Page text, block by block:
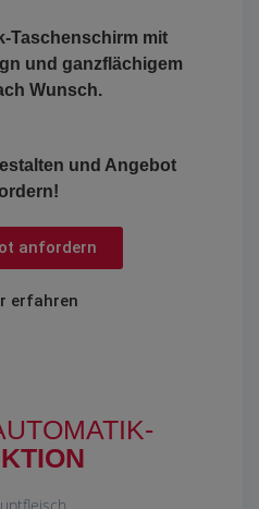
Taschenschirm mit
und ganzflächigem
Wunsch.
und Angebot
anfordern
erfahren